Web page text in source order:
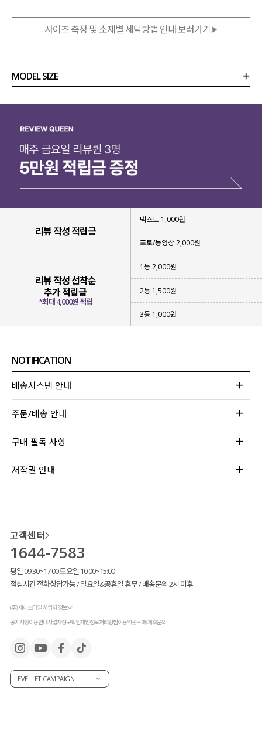
사이즈 측정 및 소재별 세탁방법 안내 보러가기
MODEL SIZE
리뷰 작성 적립금
텍스트 1,000원
포토/동영상 2,000원
리뷰 작성 선착순
추가 적립금
*최대 4,000원 적립
1등 2,000원
2등 1,500원
3등 1,000원
NOTIFICATION
배송시스템 안내
주문/배송 안내
구매 필독 사항
저작권 안내
고객센터
1644-7583
평일 09:30~17:00 토요일 10:00~15:00
점심시간 전화상담가능 / 일요일&공휴일 휴무 / 배송문의 2시 이후
(주) 제이스타일 사업자 정보
공지사항이용안내사업자정보확인개인정보처리방침이용약관도매/제휴문의
EVELLET CAMPAIGN